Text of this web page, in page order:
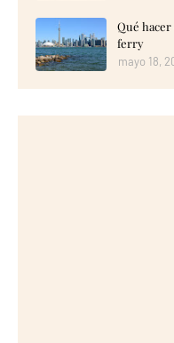
Qué
ferry
mayo 18,